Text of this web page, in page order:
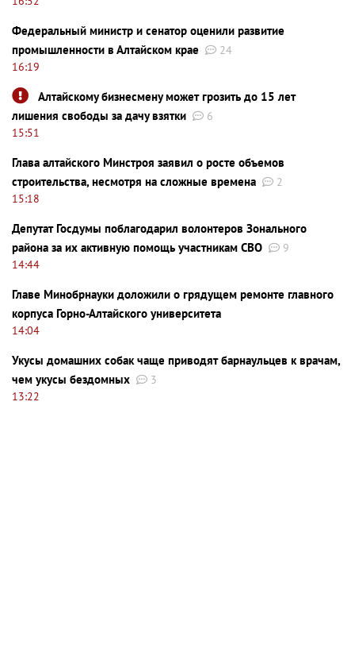
Федеральный министр и сенатор оценили развитие
промышленности в Алтайском крае
24
16:19
Алтайскому бизнесмену может грозить до 15 лет
лишения свободы за дачу взятки
6
15:51
Глава алтайского Минстроя заявил о росте объемов
строительства, несмотря на сложные времена
2
15:18
Депутат Госдумы поблагодарил волонтеров Зонального
района за их активную помощь участникам СВО
9
14:44
Главе Минобрнауки доложили о грядущем ремонте главного
корпуса Горно-Алтайского университета
14:04
Укусы домашних собак чаще приводят барнаульцев к врачам,
чем укусы бездомных
3
13:22